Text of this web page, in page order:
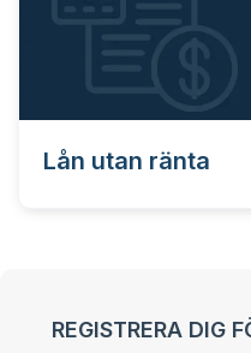
Lån utan ränta
REGISTRERA DIG